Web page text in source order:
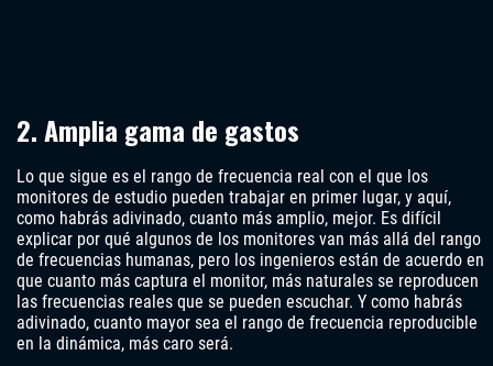
2. Amplia gama de gastos
Lo que sigue es el rango de frecuencia real con el que los
monitores de estudio pueden trabajar en primer lugar, y aquí,
como habrás adivinado, cuanto más amplio, mejor. Es difícil
explicar por qué algunos de los monitores van más allá del rango
de frecuencias humanas, pero los ingenieros están de acuerdo en
que cuanto más captura el monitor, más naturales se reproducen
las frecuencias reales que se pueden escuchar. Y como habrás
adivinado, cuanto mayor sea el rango de frecuencia reproducible
en la dinámica, más caro será.